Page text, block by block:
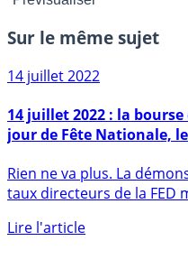
Sur le même sujet
14 juillet 2022
jour de Fête Nationale,
davantage présent que
taux directeurs de la FED